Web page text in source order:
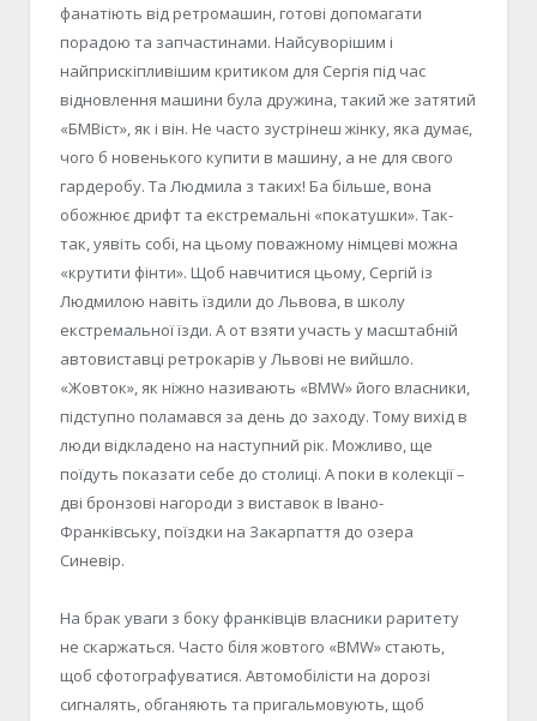
фанатіють від ретромашин, готові допомагати
порадою та запчастинами. Найсуворішим і
найприскіпливішим критиком для Сергія під час
відновлення машини була дружина, такий же затятий
«БМВіст», як і він. Не часто зустрінеш жінку, яка думає,
чого б новенького купити в машину, а не для свого
гардеробу. Та Людмила з таких! Ба більше, вона
обожнює дрифт та екстремальні «покатушки». Так-
так, уявіть собі, на цьому поважному німцеві можна
«крутити фінти». Щоб навчитися цьому, Сергій із
Людмилою навіть їздили до Львова, в школу
екстремальної їзди. А от взяти участь у масштабній
автовиставці ретрокарів у Львові не вийшло.
«Жовток», як ніжно називають «BMW» його власники,
підступно поламався за день до заходу. Тому вихід в
люди відкладено на наступний рік. Можливо, ще
поїдуть показати себе до столиці. А поки в колекції –
дві бронзові нагороди з виставок в Івано-
Франківську, поїздки на Закарпаття до озера
Синевір.
На брак уваги з боку франківців власники раритету
не скаржаться. Часто біля жовтого «BMW» стають,
щоб сфотографуватися. Автомобілісти на дорозі
сигналять, обганяють та пригальмовують, щоб